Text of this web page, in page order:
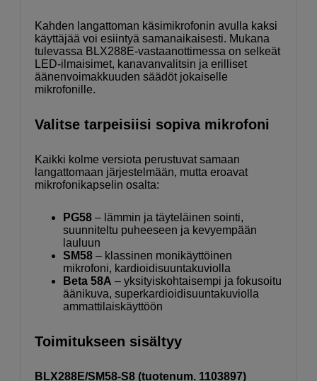
Kahden langattoman käsi­mikrofonin avulla kaksi
käyttäjää voi esiintyä samanaikaisesti. Mukana
tulevassa BLX288E-vastaanottimessa on selkeät
LED-ilmaisimet, kanavanvalitsin ja erilliset
äänenvoimakkuuden säädöt jokaiselle
mikrofonille.
Valitse tarpeisiisi sopiva mikrofoni
Kaikki kolme versiota perustuvat samaan
langattomaan järjestelmään, mutta eroavat
mikrofonikapselin osalta:
PG58 – lämmin ja täyteläinen sointi,
suunniteltu puheeseen ja kevyempään
lauluun
SM58 – klassinen monikäyttöinen
mikrofoni, kardioidisuuntakuviolla
Beta 58A – yksityiskohtaisempi ja fokusoitu
äänikuva, superkardioidisuuntakuviolla
ammattilaiskäyttöön
Toimitukseen sisältyy
BLX288E/SM58-S8 (tuotenum. 1103897)